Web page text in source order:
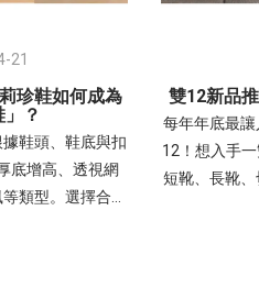
21
珍鞋如何成為
」？
鞋頭、鞋底與扣
底增高、透視網
類型。選擇合適
雙12新品
每年年底最
12！想入手
短靴、長靴、
字那你一定
工作到約會